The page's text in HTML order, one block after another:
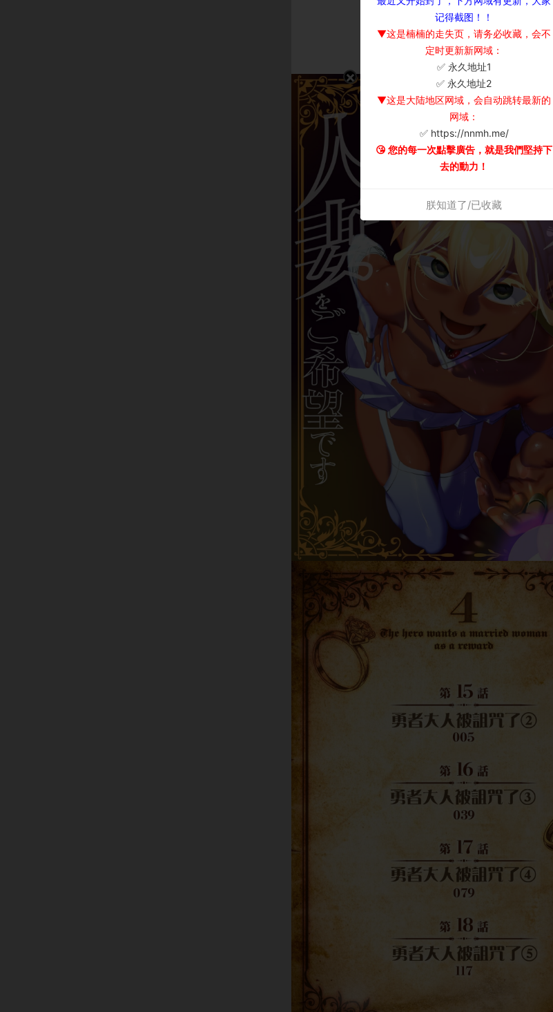
记得截图！！
▼这是楠楠的走失页，请务必收藏，会不
定时更新新网域：
✅ 永久地址1
✅ 永久地址2
▼这是大陆地区网域，会自动跳转最新的
网域：
✅ https://nnmh.me/
😘 您的每一次點擊廣告，就是我們堅持下
去的動力！
朕知道了/已收藏
×